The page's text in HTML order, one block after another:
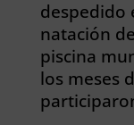
despedido
natación
piscina
los meses